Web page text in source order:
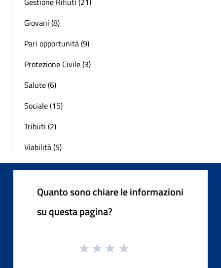
Giovani (8)
Pari opportunità (9)
Protezione Civile (3)
Salute (6)
Sociale (15)
Tributi (2)
Viabilità (5)
Quanto sono chiare le informazioni
su questa pagina?